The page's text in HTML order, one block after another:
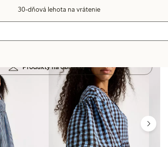
30-dňová lehota na vrátenie
Produkty na obrázku